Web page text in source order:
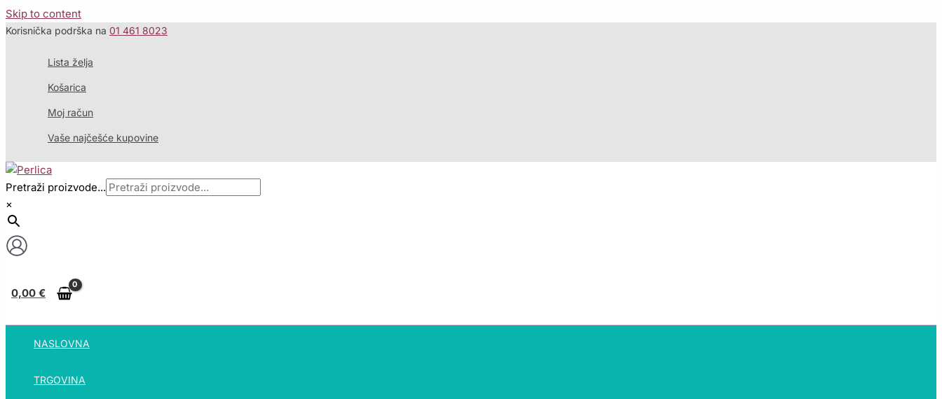
Skip to content
Korisnička podrška na 01 461 8023
Lista želja
Košarica
Moj račun
Vaše najčešće kupovine
Pretraži proizvode...
×
0,00 €
NASLOVNA
TRGOVINA